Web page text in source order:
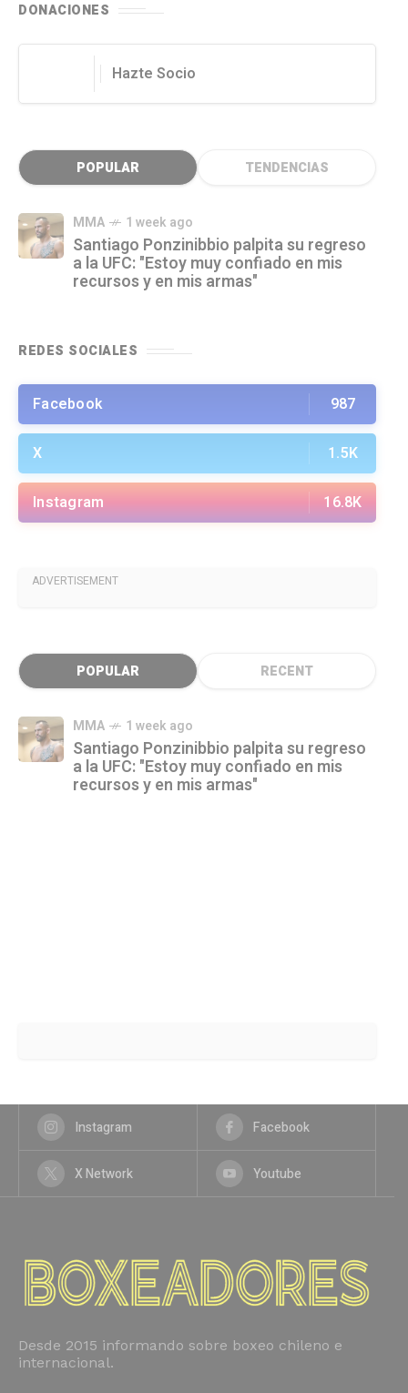
DONACIONES
Hazte Socio
POPULAR TENDENCIAS
MMA 1 week ago
Santiago Ponzinibbio palpita su regreso
a la UFC: "Estoy muy confiado en mis
recursos y en mis armas"
REDES SOCIALES
Facebook 987
X 1.5K
Instagram 16.8K
ADVERTISEMENT
POPULAR RECENT
MMA 1 week ago
Santiago Ponzinibbio palpita su regreso
a la UFC: "Estoy muy confiado en mis
recursos y en mis armas"
Instagram Facebook
X Network Youtube
Desde 2015 informando sobre boxeo chileno e
internacional.